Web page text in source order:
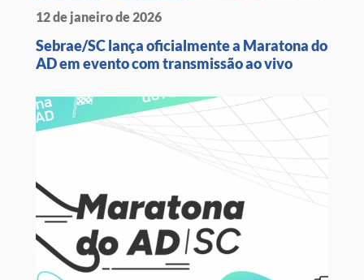
12 de janeiro de 2026
Sebrae/SC lança oficialmente a Maratona do
AD em evento com transmissão ao vivo